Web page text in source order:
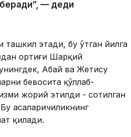
— деди
этади, бу ўтган йилга
ортиғи Шарқий
Абай ва Жетису
бевосита қўллаб-
жорий этилди - сотилган
асаларичиликнинг
қилади.